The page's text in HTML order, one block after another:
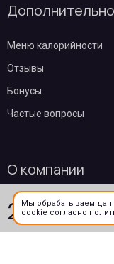
219₽ / 200гр
Дополнительно
Меню калорийности
Отзывы
Бонусы
Частые вопросы
О компании
Контакты
Эквайринг
Мы обрабатываем
cookie согласно